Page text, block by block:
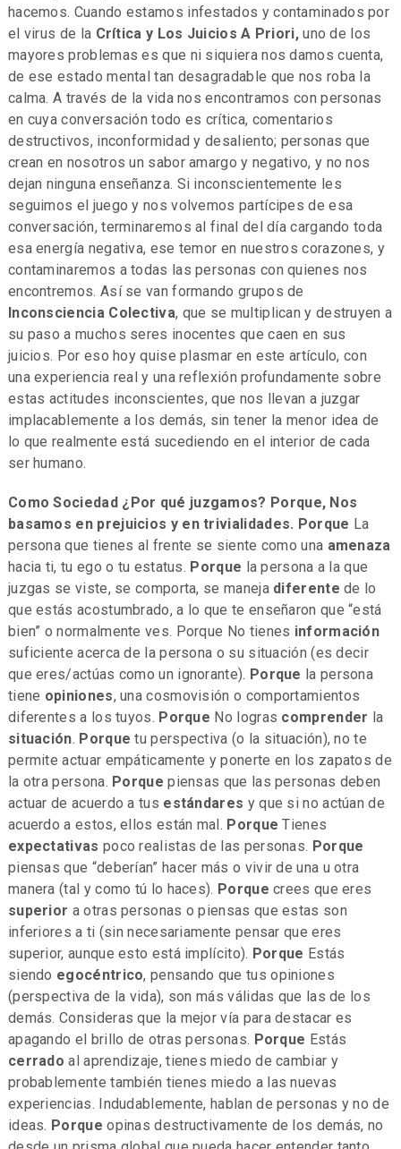
hacemos. Cuando estamos infestados y contaminados por
el virus de la Crítica y Los Juicios A Priori,uno de los
mayores problemas es que ni siquiera nos damos cuenta,
de ese estado mental tan desagradable que nos roba la
calma. A través de la vida nos encontramos con personas
en cuya conversación todo es crítica, comentarios
destructivos, inconformidad y desaliento; personas que
crean en nosotros un sabor amargo y negativo, y no nos
dejan ninguna enseñanza. Si inconscientemente les
seguimos el juego y nos volvemos partícipes de esa
conversación, terminaremos al final del día cargando toda
esa energía negativa, ese temor en nuestros corazones, y
contaminaremos a todas las personas con quienes nos
encontremos. Así se van formando grupos de
Inconsciencia Colectiva, que se multiplican y destruyen a
su paso a muchos seres inocentes que caen en sus
juicios. Por eso hoy quise plasmar en este artículo, con
una experiencia real y una reflexión profundamente sobre
estas actitudes inconscientes, que nos llevan a juzgar
implacablemente a los demás, sin tener la menor idea de
lo que realmente está sucediendo en el interior de cada
ser humano.
Como Sociedad ¿Por qué juzgamos? Porque, Nos
basamos en prejuicios y en trivialidades. Porque La
persona que tienes al frente se siente como una amenaza
hacia ti, tu ego o tu estatus. Porque la persona a la que
juzgas se viste, se comporta, se maneja diferente de lo
que estás acostumbrado, a lo que te enseñaron que “está
bien” o normalmente ves. Porque No tienes información
suficiente acerca de la persona o su situación (es decir
que eres/actúas como un ignorante). Porque la persona
tiene opiniones, una cosmovisión o comportamientos
diferentes a los tuyos. Porque No logras comprender la
situación. Porque tu perspectiva (o la situación), no te
permite actuar empáticamente y ponerte en los zapatos de
la otra persona. Porque piensas que las personas deben
actuar de acuerdo a tus estándares y que si no actúan de
acuerdo a estos, ellos están mal. Porque Tienes
expectativas poco realistas de las personas. Porque
piensas que “deberían” hacer más o vivir de una u otra
manera (tal y como tú lo haces). Porque crees que eres
superior a otras personas o piensas que estas son
inferiores a ti (sin necesariamente pensar que eres
superior, aunque esto está implícito). Porque Estás
siendo egocéntrico, pensando que tus opiniones
(perspectiva de la vida), son más válidas que las de los
demás. Consideras que la mejor vía para destacar es
apagando el brillo de otras personas. Porque Estás
cerrado al aprendizaje, tienes miedo de cambiar y
probablemente también tienes miedo a las nuevas
experiencias. Indudablemente, hablan de personas y no de
ideas. Porque opinas destructivamente de los demás, no